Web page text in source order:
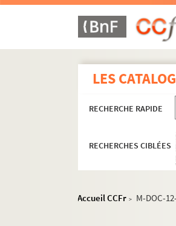
LES
RECHERCHE RAPIDE
RECHERCHES CIBLÉES
Accueil CCFr > M-DOC-